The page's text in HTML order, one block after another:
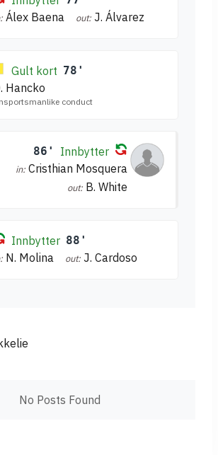
Álex Baena out: J. Álvarez
Gult kort 78'
Hancko
conduct
86' Innbytter
in: Cristhian Mosquera
out: B. White
Innbytter 88'
N. Molina out: J. Cardoso
No Posts Found